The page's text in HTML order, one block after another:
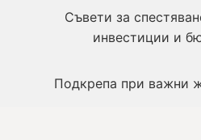
Съвети за
инвестиции и
Подкрепа при важни